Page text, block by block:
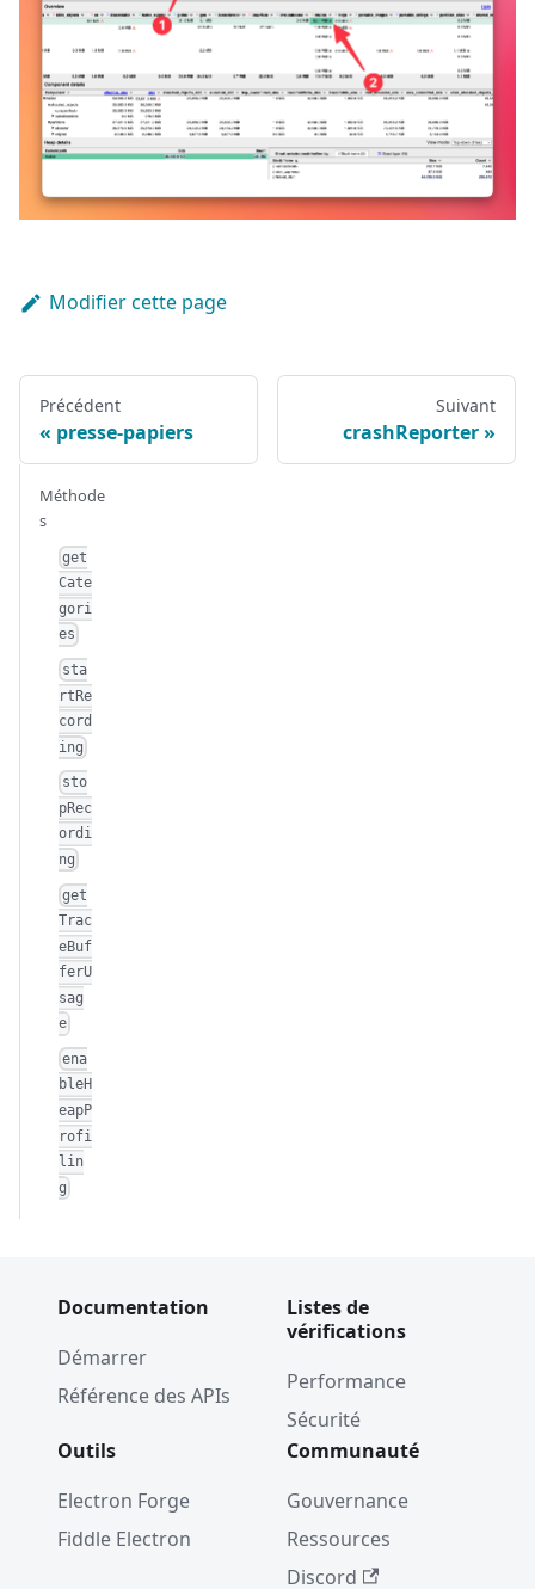
Modifier cette page
Précédent
presse-papiers
Suivant
crashReporter
Méthode
s
get
Cate
gori
es
sta
rtRe
cord
ing
sto
pRec
ordi
ng
get
Trac
eBuf
ferU
sag
e
ena
bleH
eapP
rofi
lin
g
Documentation
Démarrer
Référence des APIs
Listes de
vérifications
Performance
Sécurité
Outils
Electron Forge
Fiddle Electron
Communauté
Gouvernance
Ressources
Discord